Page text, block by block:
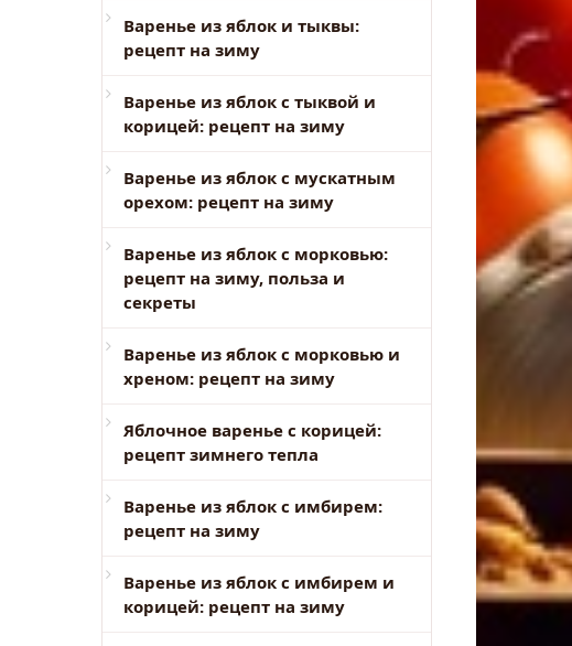
Варенье из яблок и тыквы:
рецепт на зиму
Варенье из яблок с тыквой и
корицей: рецепт на зиму
Варенье из яблок с мускатным
орехом: рецепт на зиму
Варенье из яблок с морковью:
рецепт на зиму, польза и
секреты
Варенье из яблок с морковью и
хреном: рецепт на зиму
Яблочное варенье с корицей:
рецепт зимнего тепла
Варенье из яблок с имбирем:
рецепт на зиму
Варенье из яблок с имбирем и
корицей: рецепт на зиму